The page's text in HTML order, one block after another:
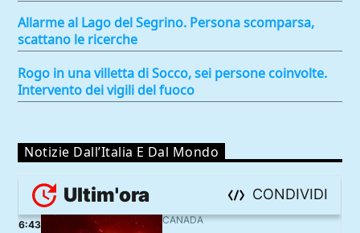
Allarme al Lago del Segrino. Persona scomparsa,
scattano le ricerche
Rogo in una villetta di Socco, sei persone coinvolte.
Intervento dei vigili del fuoco
Notizie Dall’Italia E Dal Mondo